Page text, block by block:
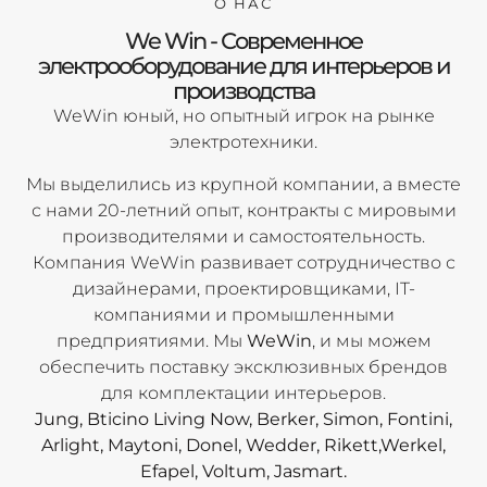
We Win - Современное
электрооборудование для интерьеров и
производства
WeWin юный, но опытный игрок на рынке
электротехники.
Мы выделились из крупной компании, а вместе
с нами 20-летний опыт, контракты с мировыми
производителями и самостоятельность.
Компания WeWin развивает сотрудничество с
дизайнерами, проектировщиками, IT-
компаниями и промышленными
предприятиями. Мы WeWin, и мы можем
обеспечить поставку эксклюзивных брендов
для комплектации интерьеров.
Jung, Bticino Living Now, Berker, Simon, Fontini,
Arlight, Maytoni, Donel, Wedder, Rikett,Werkel,
Efapel, Voltum, Jasmart.